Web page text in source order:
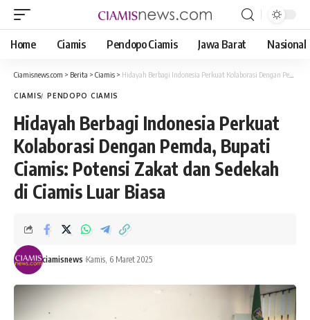
Home Ciamis Pendopo Ciamis Jawa Barat Nasional
Ciamisnews.com > Berita > Ciamis > Hidayah Berbagi Indonesia Perkuat Kolaborasi Dengan Pemda, Bupati Ciamis: Potensi Zakat dan Sedekah di Ciamis Luar Biasa
CIAMIS PENDOPO CIAMIS
Hidayah Berbagi Indonesia Perkuat
Kolaborasi Dengan Pemda, Bupati
Ciamis: Potensi Zakat dan Sedekah
di Ciamis Luar Biasa
ciamisnews Kamis, 6 Maret 2025